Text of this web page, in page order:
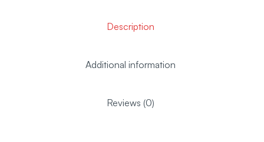
Description
Additional information
Reviews (0)